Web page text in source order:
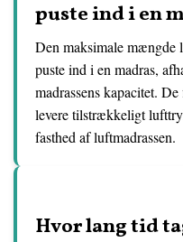
puste ind i en
Den maksimale mængde
puste ind i en madras,
madrassens kapacitet.
levere tilstrækkeligt
fasthed af luftmadrassen.
Hvor lang tid